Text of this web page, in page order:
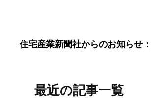
住宅産業新聞社からのお知らせ：
最近の記事一覧